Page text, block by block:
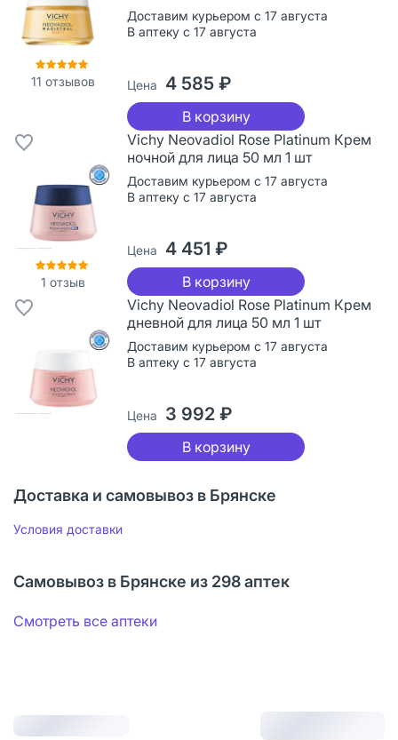
11 отзывов
Доставим курьером с 17 августа
В аптеку с 17 августа
Цена 4 585 ₽
В корзину
1 отзыв
Vichy Neovadiol Rose Platinum Крем
ночной для лица 50 мл 1 шт
Доставим курьером с 17 августа
В аптеку с 17 августа
Цена 4 451 ₽
В корзину
Vichy Neovadiol Rose Platinum Крем
дневной для лица 50 мл 1 шт
Доставим курьером с 17 августа
В аптеку с 17 августа
Цена 3 992 ₽
В корзину
Доставка и самовывоз в Брянске
Условия доставки
Самовывоз в Брянске из 298 аптек
Смотреть все аптеки